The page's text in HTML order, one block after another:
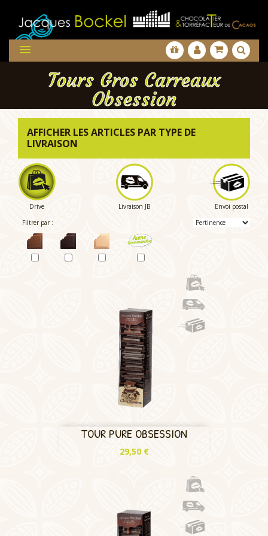

Tours Gros Carreaux
Obsession
AFFICHER LES ARTICLES PAR TYPE DE
LIVRAISON
Drive Livraison JB
Envoi postal
Filtrer par :
TOUR PURE OBSESSION
Prix
29,50 €